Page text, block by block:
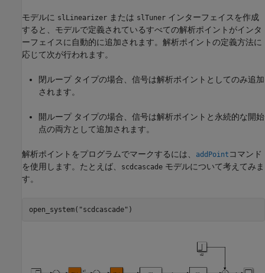
モデルに slLinearizer または slTuner インターフェイスを作成
すると、モデルで定義されているすべての解析ポイントがインタ
ーフェイスに自動的に追加されます。解析ポイントの定義方法に
応じて次が行われます。
閉ループ タイプの場合、信号は解析ポイントとしてのみ追加
されます。
開ループ タイプの場合、信号は解析ポイントと永続的な開始
点の両方として追加されます。
解析ポイントをプログラムでマークするには、 addPoint コマンド
を使用します。たとえば、
scdcascade モデルについて考えてみま
す。
open_system( "scdcascade" )